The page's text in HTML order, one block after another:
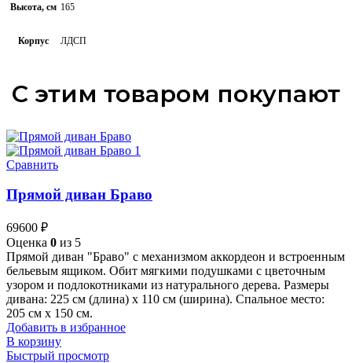
Высота, см 165
Корпус ЛДСП
С этим товаром покупают
Сравнить
Прямой диван Браво
69600 ₽
Оценка 0 из 5
Прямой диван "Браво" с механизмом аккордеон и встроенным
бельевым ящиком. Обит мягкими подушками с цветочным
узором и подлокотниками из натурального дерева. Размеры
дивана: 225 см (длина) x 110 см (ширина). Спальное место:
205 см x 150 см.
Добавить в избранное
В корзину
Быстрый просмотр